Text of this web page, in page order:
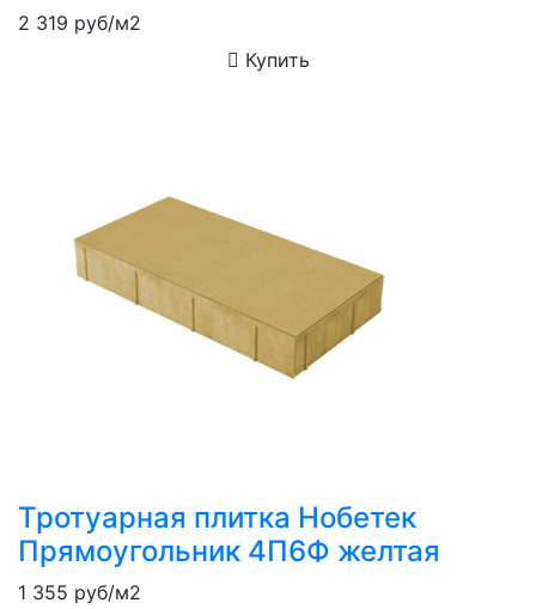
2 319 руб/м2
Купить
Тротуарная плитка Нобетек
Прямоугольник 4П6Ф желтая
1 355 руб/м2